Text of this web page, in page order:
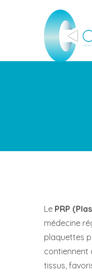
Le PRP
médecine
plaquettes
contiennent
tissus,